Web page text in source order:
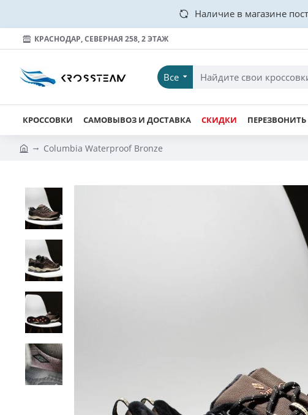
Наличие в магазине
КРАСНОДАР, СЕВЕРНАЯ 258, 2 ЭТАЖ
Все
КРОССОВКИ САМОВЫВОЗ И ДОСТАВКА СКИДКИ ПЕРЕЗВОНИТЬ
Columbia Waterproof Bronze